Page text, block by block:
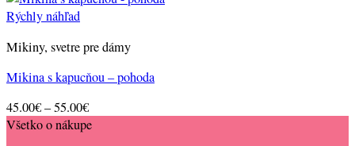
Rýchly náhľad
Mikiny, svetre pre dámy
Mikina s kapucňou – pohoda
45.00€–55.00€Price
range:
Všetko o nákupe